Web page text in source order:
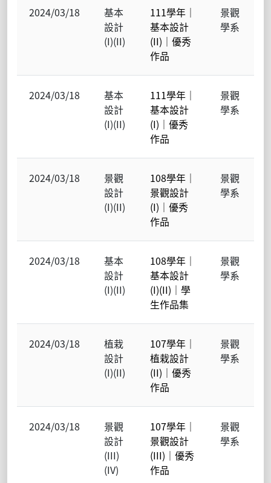
2024/03/18
基本
設計
(I)(II)
111學年｜
基本設計
(II)｜優秀
作品
景觀
學系
2024/03/18
基本
設計
(I)(II)
111學年｜
基本設計
(I)｜優秀
作品
景觀
學系
2024/03/18
景觀
設計
(I)(II)
108學年｜
景觀設計
(I)｜優秀
作品
景觀
學系
2024/03/18
基本
設計
(I)(II)
108學年｜
基本設計
(I)(II)｜學
生作品集
景觀
學系
2024/03/18
植栽
設計
(I)(II)
107學年｜
植栽設計
(II)｜優秀
作品
景觀
學系
2024/03/18
景觀
設計
(III)
(IV)
107學年｜
景觀設計
(III)｜優秀
作品
景觀
學系